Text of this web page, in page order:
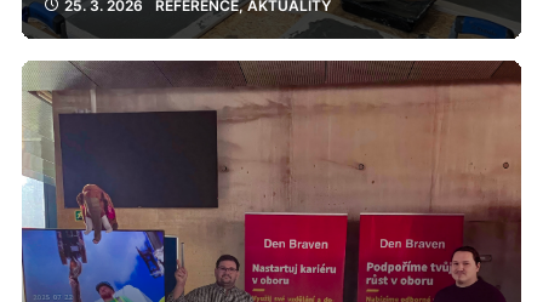
25. 3. 2026 REFERENCE, AKTUALITY